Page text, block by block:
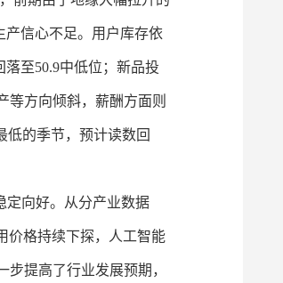
信心不足。用户库存依
至50.9中低位；新品投
等方向倾斜，薪酬方面则
低的季节，预计读数回
定向好。从分产业数据
价格持续下探，人工智能
提高了行业发展预期，